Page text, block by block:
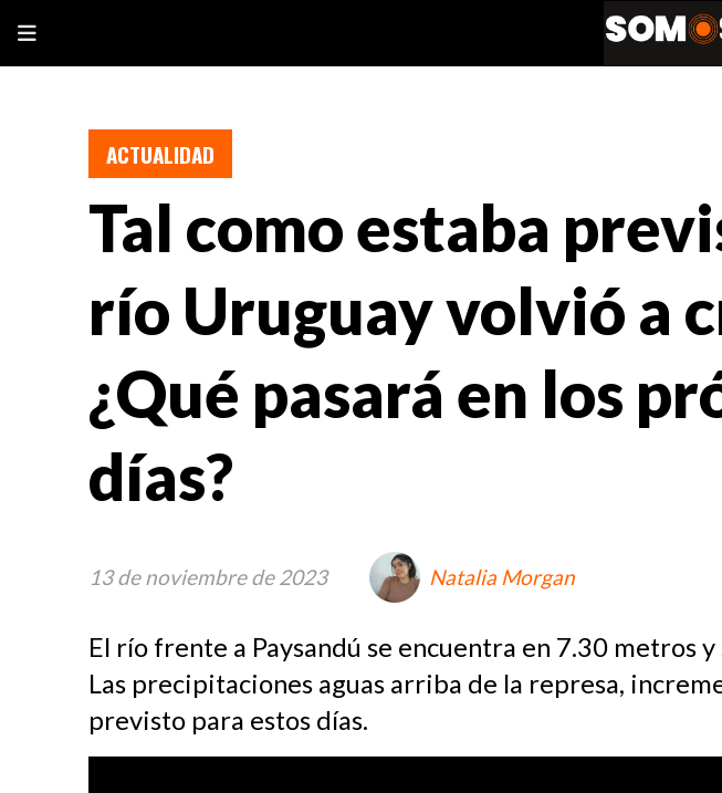
Tal como estaba
río Uruguay volvió a
¿Qué pasará en los
días?
El río frente a Paysandú se encuentra en 7.30 metros
Las precipitaciones aguas arriba de la represa,
previsto para estos días.
ACTUALIDAD
13 de noviembre de 2023 Natalia Morgan